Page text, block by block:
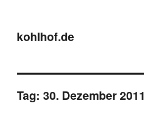
kohlhof.de
Tag:30. Dezember 2011